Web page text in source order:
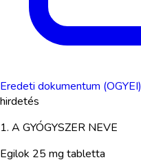
Eredeti dokumentum (OGYEI)
hirdetés
1. A GYÓGYSZER NEVE
Egilok 25 mg tabletta